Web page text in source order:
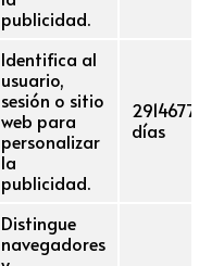
publicidad.
Identifica al
usuario,
sesión o sitio
web para
personalizar
la
publicidad.
2914677
días
Distingue
navegadores